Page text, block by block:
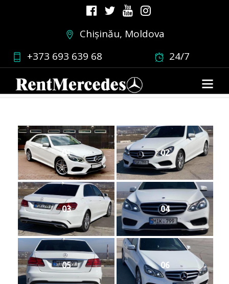
Chișinău, Moldova
+373 693 639 68
24/7
ew212faceliftalbe2
0 COMMENT
01 02
03 04
05 06